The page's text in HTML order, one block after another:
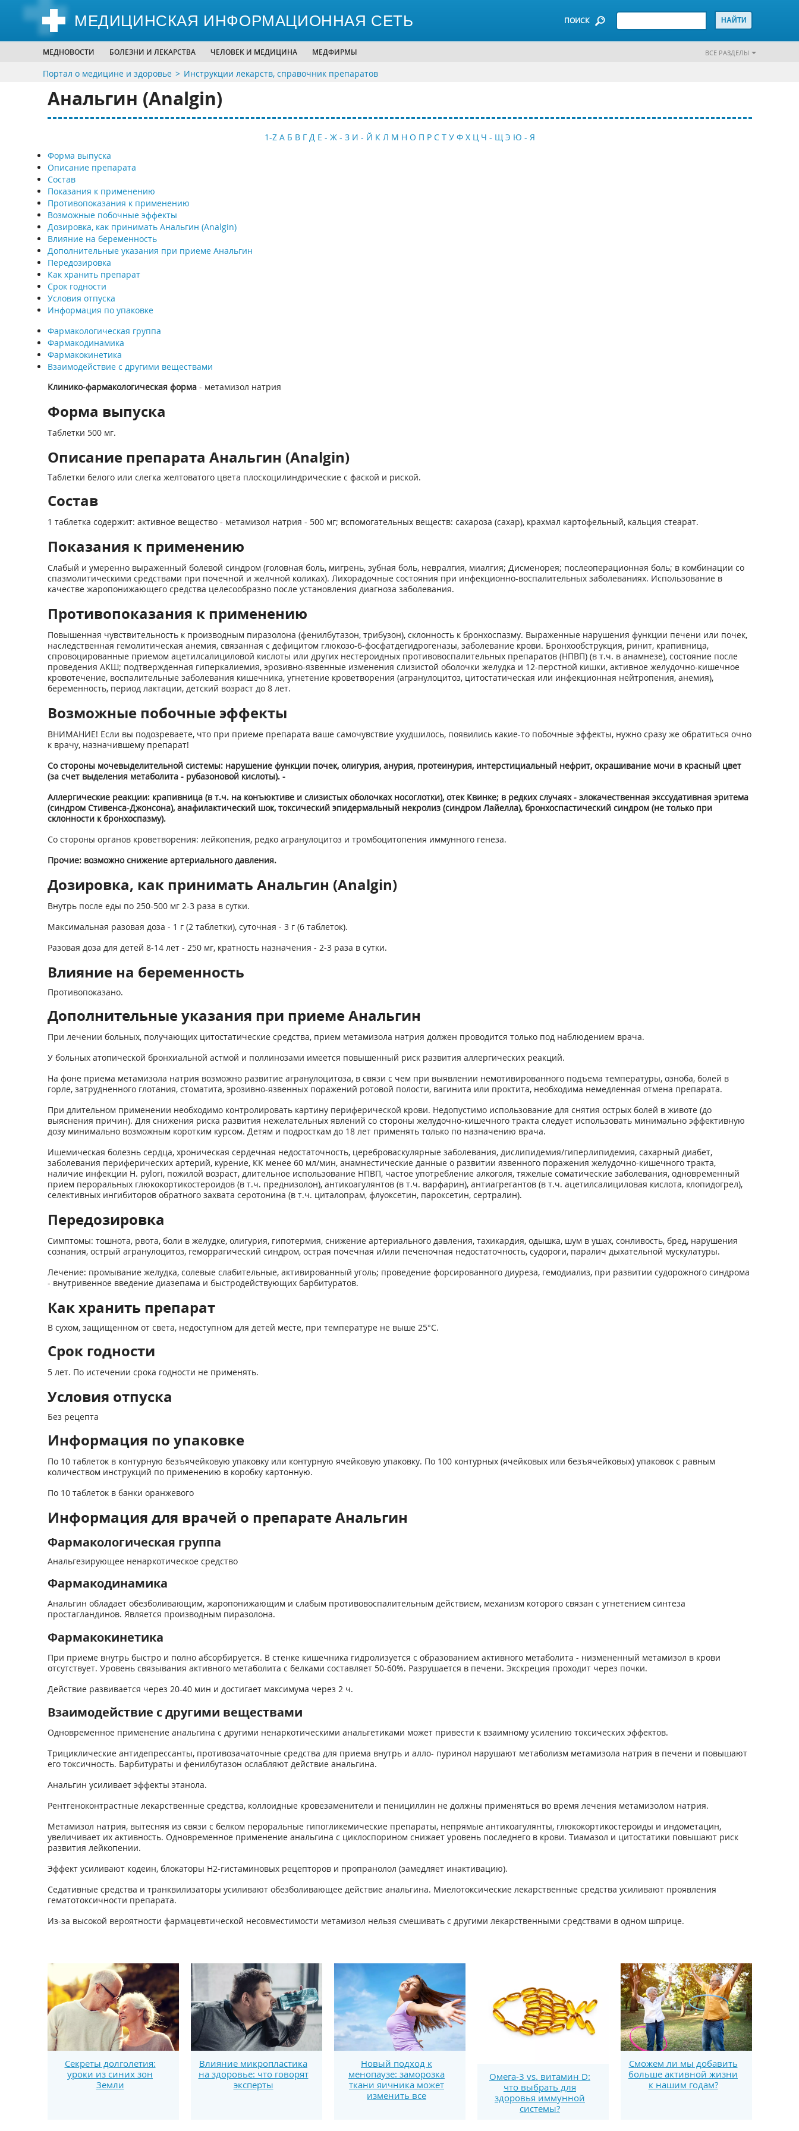
МЕДИЦИНСКАЯ ИНФОРМАЦИОННАЯ СЕТЬ ПОИСК
МЕДНОВОСТИ БОЛЕЗНИ И ЛЕКАРСТВА ЧЕЛОВЕК И МЕДИЦИНА МЕДФИРМЫ ВСЕ РАЗДЕЛЫ
Портал о медицине и здоровье Инструкции лекарств, справочник препаратов
Анальгин (Analgin)
1-Z А Б В Г Д Е - Ж - З И - Й К Л М Н О П Р С Т У Ф Х Ц Ч - Щ Э Ю - Я
Форма выпуска
Описание препарата
Состав
Показания к применению
Противопоказания к применению
Возможные побочные эффекты
Дозировка, как принимать Анальгин (Analgin)
Влияние на беременность
Дополнительные указания при приеме Анальгин
Передозировка
Как хранить препарат
Срок годности
Условия отпуска
Информация по упаковке
Фармакологическая группа
Фармакодинамика
Фармакокинетика
Взаимодействие с другими веществами
Клинико-фармакологическая форма- метамизол натрия
Форма выпуска
Таблетки 500 мг.
Описание препарата Анальгин (Analgin)
Таблетки белого или слегка желтоватого цвета плоскоцилиндрические с фас­кой и риской.
Состав
1 таблетка содержит: активное вещество - метамизол натрия - 500 мг; вспомогательных веществ: сахароза (сахар), крахмал картофельный, кальция стеарат.
Показания к применению
Слабый и умеренно выраженный болевой синдром (головная боль, мигрень, зубная боль, невралгия, миалгия; Дисменорея; послеоперационная боль; в комбинации со
спазмолитиче­скими средствами при почечной и желчной коликах). Лихорадочные состояния при инфек­ционно-воспалительных заболеваниях. Использование в
качестве жаропонижающего сред­ства целесообразно после установления диагноза заболевания.
Противопоказания к применению
Повышенная чувствительность к производным пиразолона (фенилбутазон, трибузон), склонность к бронхоспазму. Выраженные нарушения функции печени или почек,
наследственная гемолитическая анемия, связанная с дефицитом глюкозо-6-фосфатдегидрогеназы, заболевание крови. Бронхообструкция, ринит, крапивница,
спровоцированные приемом ацетилсалициловой кислоты или других нестероидных противовоспалительных препара­тов (НПВП) (в т.ч. в анамнезе), состояние после
проведения АКШ; подтвержденная гиперкалиемия, эрозивно-язвенные изменения слизистой оболочки желудка и 12-перстной кишки, активное желудочно-кишечное
кровотечение, воспалительные заболевания ки­шечника, угнетение кроветворения (агранулоцитоз, цитостатическая или инфекционная нейтропения, анемия),
беременность, период лактации, детский возраст до 8 лет.
Возможные побочные эффекты
ВНИМАНИЕ! Если вы подозреваете, что при приеме препарата ваше самочувствие ухудшилось, появились какие-то побочные эффекты, нужно сразу же обратиться очно
к врачу, назначившему препарат!
Со стороны мочевыделительной системы: нарушение функции почек, олигурия, анурия, протеинурия, интерстициальный нефрит, окрашивание мочи в красный цвет
(за счет вы­деления метаболита - рубазоновой кислоты). -
Аллергические реакции: крапивница (в т.ч. на конъюктиве и слизистых оболочках носо­глотки), отек Квинке; в редких случаях - злокачественная экссудативная эритема
(синдром Стивенса-Джонсона), анафилактический шок, токсический эпидермальный некролиз (син­дром Лайелла), бронхоспастический синдром (не только при
склонности к бронхоспазму).
Со стороны органов кроветворения: лейкопения, редко агранулоцитоз и тромбоцитопения иммунного генеза.
Прочие: возможно снижение артериального давления.
Дозировка, как принимать Анальгин (Analgin)
Внутрь после еды по 250-500 мг 2-3 раза в сутки.
Максимальная разовая доза - 1 г (2 таблетки), суточная - 3 г (6 таблеток).
Разовая доза для детей 8-14 лет - 250 мг, кратность назначения - 2-3 раза в сутки.
Влияние на беременность
Противопоказано.
Дополнительные указания при приеме Анальгин
При лечении больных, получающих цитостатические средства, прием метамизола натрия должен проводится только под наблюдением врача.
У больных атопической бронхиальной астмой и поллинозами имеется повышенный риск развития аллергических реакций.
На фоне приема метамизола натрия возможно развитие агранулоцитоза, в связи с чем при выявлении немотивированного подъема температуры, озноба, болей в
горле, затрудненно­го глотания, стоматита, эрозивно-язвенных поражений ротовой полости, вагинита или проктита, необходима немедленная отмена препарата.
При длительном применении необходимо контролировать картину периферической крови. Недопустимо использование для снятия острых болей в животе (до
выяснения причин). Для снижения риска развития нежелательных явлений со стороны желудочно-кишечного тракта следует использовать минимально эффективную
дозу минимально возможным коротким курсом. Детям и подросткам до 18 лет применять только по назначению врача.
Ишемическая болезнь сердца, хроническая сердечная недостаточность, цереброваскуляр­ные заболевания, дислипидемия/гиперлипидемия, сахарный диабет,
заболевания перифе­рических артерий, курение, КК менее 60 мл/мин, анамнестические данные о развитии яз­венного поражения желудочно-кишечного тракта,
наличие инфекции Н. pylori, пожилой возраст, длительное использование НПВП, частое употребление алкоголя, тяжелые сома­тические заболевания, одновременный
прием пероральных глюкокортикостероидов (в т.ч. преднизолон), антикоагулянтов (в т.ч. варфарин), антиагрегантов (в т.ч. ацетилсалицило­вая кислота, клопидогрел),
селективных ингибиторов обратного захвата серотонина (в т.ч. циталопрам, флуоксетин, пароксетин, сертралин).
Передозировка
Симптомы: тошнота, рвота, боли в желудке, олигурия, гипотермия, снижение артериаль­ного давления, тахикардия, одышка, шум в ушах, сонливость, бред, нарушения
сознания, острый агранулоцитоз, геморрагический синдром, острая почечная и/или печеночная не­достаточность, судороги, паралич дыхательной мускулатуры.
Лечение: промывание желудка, солевые слабительные, активированный уголь; проведение форсированного диуреза, гемодиализ, при развитии судорожного синдрома
- внутривен­ное введение диазепама и быстродействующих барбитуратов.
Как хранить препарат
В сухом, защищенном от света, недоступном для детей месте, при температуре не выше 25°С.
Срок годности
5 лет. По истечении срока годности не применять.
Условия отпуска
Без рецепта
Информация по упаковке
По 10 таблеток в контурную безъячейковую упаковку или контурную ячейковую упаковку. По 100 контурных (ячейковых или безъячейковых) упаковок с равным
количеством инст­рукций по применению в коробку картонную.
По 10 таблеток в банки оранжевого
Информация для врачей о препарате Анальгин
Фармакологическая группа
Анальгезирующее ненаркотическое средство
Фармакодинамика
Анальгин обладает обезболивающим, жаропонижающим и слабым противовоспалительным действием, механизм которого связан с угнетением синтеза
простагландинов. Является производным пиразолона.
Фармакокинетика
При приеме внутрь быстро и полно абсорбируется. В стенке кишечника гидролизуется с образованием активного метаболита - низмененный метамизол в крови
отсутствует. Уровень связывания активного метаболита с белками составляет 50-60%. Разрушается в пе­чени. Экскреция проходит через почки.
Действие развивается через 20-40 мин и достигает максимума через 2 ч.
Взаимодействие с другими веществами
Одновременное применение анальгина с другими ненаркотическими анальгетиками мо­жет привести к взаимному усилению токсических эффектов.
Трициклические антидепрессанты, противозачаточные средства для приема внутрь и алло- пуринол нарушают метаболизм метамизола натрия в печени и повышают
его токсичность. Барбитураты и фенилбутазон ослабляют действие анальгина.
Анальгин усиливает эффекты этанола.
Рентгеноконтрастные лекарственные средства, коллоидные кровезаменители и пеницил­лин не должны применяться во время лечения метамизолом натрия.
Метамизол натрия, вытесняя из связи с белком пероральные гипогликемические препараты, непрямые антикоагулянты, глюкокортикостероиды и индометацин,
увеличивает их активность. Одновременное применение анальгина с циклоспорином снижает уровень последнего в крови. Тиамазол и цитостатики повышают риск
развития лейкопении.
Эффект усиливают кодеин, блокаторы Н2-гистаминовых рецепторов и пропранолол (за­медляет инактивацию).
Седативные средства и транквилизаторы усиливают обезболивающее действие анальгина. Миелотоксические лекарственные средства усиливают проявления
гематотоксичности препарата.
Из-за высокой вероятности фармацевтической несовместимости метамизол нельзя смеши­вать с другими лекарственными средствами в одном шприце.
Секреты долголетия:
уроки из синих зон
Земли
Влияние микропластика
на здоровье: что говорят
эксперты
Новый подход к
менопаузе: заморозка
ткани яичника может
изменить все
Омега-3 vs. витамин D:
что выбрать для
здоровья иммунной
системы?
Сможем ли мы добавить
больше активной жизни
к нашим годам?